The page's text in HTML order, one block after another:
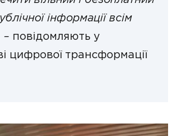
інформації всім
– повідомляють у
цифрової трансформації